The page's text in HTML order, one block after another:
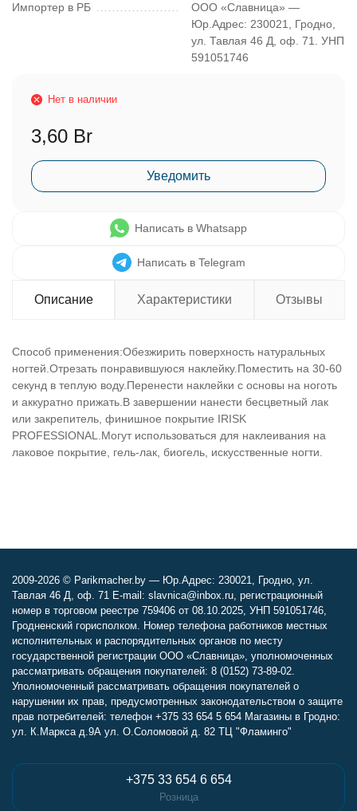
Импортер в РБ
ООО «Славница» —
Юр.Адрес: 230021, Гродно,
ул. Тавлая 46 Д, оф. 71. УНП
591051746
Нет в наличии
3,60 Br
Уведомить
Написать в Whatsapp
Написать в Telegram
Описание Характеристики Отзывы
Способ применения:Обезжирить поверхность натуральных
ногтей.Отрезать понравившуюся наклейку.Поместить на 30-60
секунд в теплую воду.Перенести наклейки с основы на ноготь
и аккуратно прижать.В завершении нанести бесцветный лак
или закрепитель, финишное покрытие IRISK
PROFESSIONAL.Могут использоваться для наклеивания на
лаковое покрытие, гель-лак, биогель, искусственные ногти.
2009-2026 © Parikmacher.by — Юр.Адрес: 230021, Гродно, ул.
Тавлая 46 Д, оф. 71 E-mail: slavnica@inbox.ru, регистрационный
номер в торговом реестре 759406 от 08.10.2025, УНП 591051746,
Гродненский горисполком. Номер телефона работников местных
исполнительных и распорядительных органов по месту
государственной регистрации ООО «Славница», уполномоченных
рассматривать обращения покупателей: 8 (0152) 73-89-02.
Уполномоченный рассматривать обращения покупателей о
нарушении их прав, предусмотренных законодательством о защите
прав потребителей: телефон +375 33 654 5 654 Магазины в Гродно:
ул. К.Маркса д.9А ул. О.Соломовой д. 82 ТЦ "Фламинго"
+375 33 654 6 654
Розница